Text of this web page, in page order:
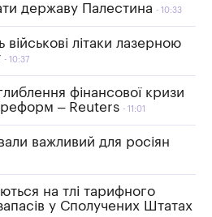
державу Палестина 10:33
військові літаки лазерною
10:37
фінансової кризи
реформ – Reuters
11:01
важливий для росіян
на тлі тарифного
у Сполучених Штатах